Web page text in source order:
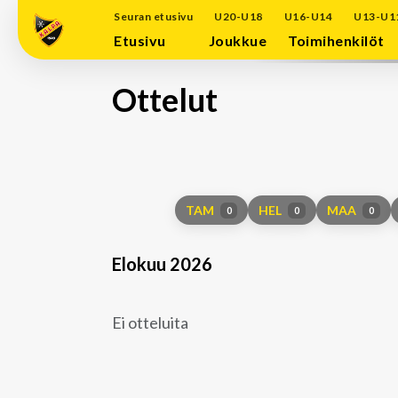
Seuran etusivu U20-U18 U16-U14 U13-
Etusivu Joukkue Toimihenkilöt
Ottelut
TAM 0 HEL 0 MAA 0
Elokuu 2026
Ei otteluita